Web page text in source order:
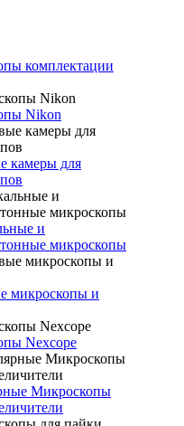
комплектации
Nikon
камеры для
и
микроскопы
микроскопы и
Nexcope
Микроскопы